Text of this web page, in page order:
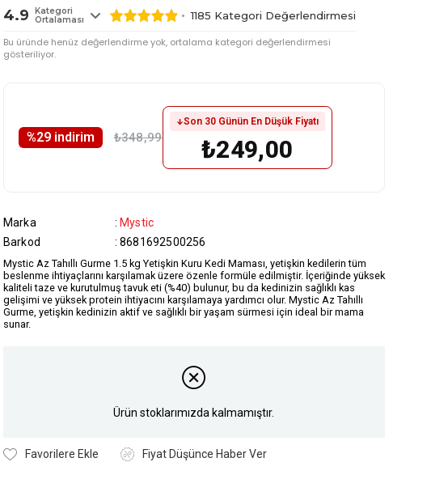
4.9
Kategori
Ortalaması
1185 Kategori Değerlendirmesi
Bu üründe henüz değerlendirme yok, ortalama kategori değerlendirmesi
gösteriliyor.
%29 i̇ndirim ₺348,99
Son 30 Günün En Düşük Fiyatı
₺249,00
Marka : Mystic
Barkod
: 8681692500256
Mystic Az Tahıllı Gurme 1.5 kg Yetişkin Kuru Kedi Maması, yetişkin kedilerin tüm
beslenme ihtiyaçlarını karşılamak üzere özenle formüle edilmiştir. İçeriğinde yüksek
kaliteli taze ve kurutulmuş tavuk eti (%40) bulunur, bu da kedinizin sağlıklı kas
gelişimi ve yüksek protein ihtiyacını karşılamaya yardımcı olur. Mystic Az Tahıllı
Gurme, yetişkin kedinizin aktif ve sağlıklı bir yaşam sürmesi için ideal bir mama
sunar.
Ürün stoklarımızda kalmamıştır.
Favorilere Ekle Fiyat Düşünce Haber Ver